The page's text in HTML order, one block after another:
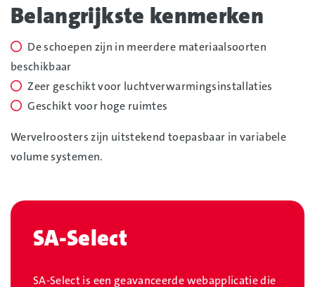
Belangrijkste kenmerken
De schoepen zijn in meerdere materiaalsoorten
beschikbaar
Zeer geschikt voor luchtverwarmingsinstallaties
Geschikt voor hoge ruimtes
Wervelroosters zijn uitstekend toepasbaar in variabele
volume systemen.
SA-Select
SA-Select is een geavanceerde webapplicatie die